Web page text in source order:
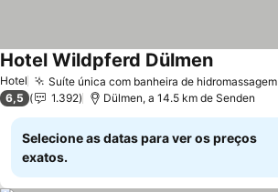
Hotel Suíte única com banheira de hidromassagem
Hotel Wildpferd Dülmen
6,5 1.392 Dülmen, a 14.5 km de Senden
Selecione as datas para ver os preços
exatos.